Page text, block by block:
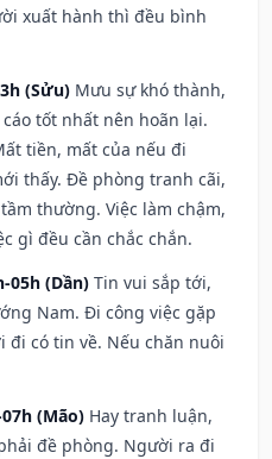
xuất hành thì đều bình
(Sửu) Mưu sự khó thành,
tốt nhất nên hoãn lại.
tiền, mất của nếu đi
thấy. Đề phòng tranh cãi,
thường. Việc làm chậm,
gì đều cần chắc chắn.
05h (Dần) Tin vui sắp tới,
Nam. Đi công việc gặp
đi có tin về. Nếu chăn nuôi
(Mão) Hay tranh luận,
đề phòng. Người ra đi